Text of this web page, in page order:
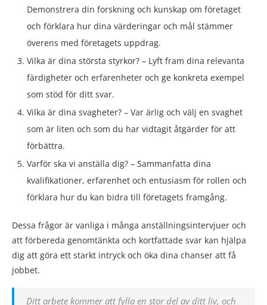
Demonstrera din forskning och kunskap om företaget
och förklara hur dina värderingar och mål stämmer
överens med företagets uppdrag.
Vilka är dina största styrkor? – Lyft fram dina relevanta
färdigheter och erfarenheter och ge konkreta exempel
som stöd för ditt svar.
Vilka är dina svagheter? – Var ärlig och välj en svaghet
som är liten och som du har vidtagit åtgärder för att
förbättra.
Varför ska vi anställa dig? – Sammanfatta dina
kvalifikationer, erfarenhet och entusiasm för rollen och
förklara hur du kan bidra till företagets framgång.
Dessa frågor är vanliga i många anställningsintervjuer och
att förbereda genomtänkta och kortfattade svar kan hjälpa
dig att göra ett starkt intryck och öka dina chanser att få
jobbet.
Ditt arbete kommer att fylla en stor del av ditt liv, och